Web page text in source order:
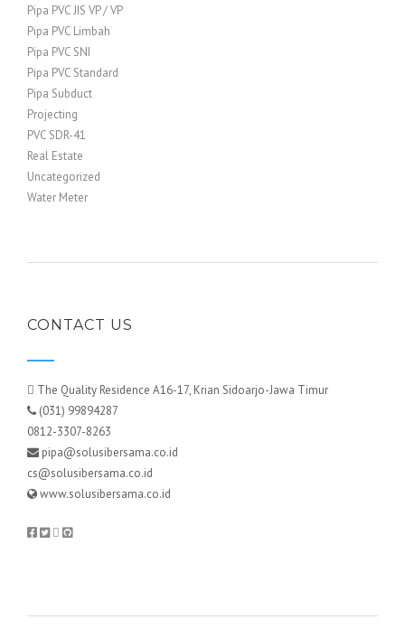
Pipa PVC JIS VP / VP
Pipa PVC Limbah
Pipa PVC SNI
Pipa PVC Standard
Pipa Subduct
Projecting
PVC SDR-41
Real Estate
Uncategorized
Water Meter
CONTACT US
The Quality Residence A16-17, Krian Sidoarjo-Jawa Timur
(031) 99894287
0812-3307-8263
pipa@solusibersama.co.id
cs@solusibersama.co.id
www.solusibersama.co.id